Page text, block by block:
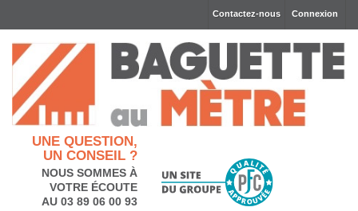
Connexion
Contactez-nous
UNE QUESTION,
UN CONSEIL ?
NOUS SOMMES À
VOTRE ÉCOUTE
AU 03 89 06 00 93